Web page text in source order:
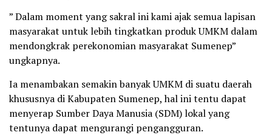
” Dalam moment yang sakral ini kami ajak semua lapisan
masyarakat untuk lebih tingkatkan produk UMKM dalam
mendongkrak perekonomian masyarakat Sumenep”
ungkapnya.
Ia menambakan semakin banyak UMKM di suatu daerah
khususnya di Kabupaten Sumenep, hal ini tentu dapat
menyerap Sumber Daya Manusia (SDM) lokal yang
tentunya dapat mengurangi pengangguran.